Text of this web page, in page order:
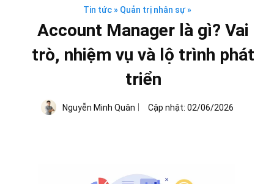
Tin tức» Quản trị nhân sự»
Account Manager là gì? Vai
trò, nhiệm vụ và lộ trình phát
triển
Nguyễn Minh Quân Cập nhật: 02/06/2026